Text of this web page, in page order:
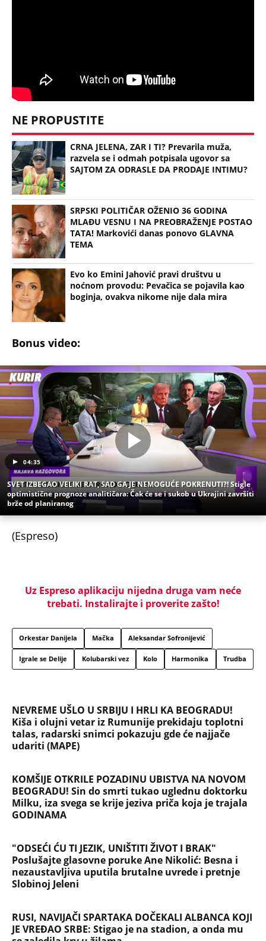
NE PROPUSTITE
CRNA JELENA, ZAR I TI? Prevarila muža,
razvela se i odmah potpisala ugovor sa
SAJTOM ZA ODRASLE DA PRODAJE INTIMU?
SRPSKI POLITIČAR OŽENIO 36 GODINA
MLAĐU VESNU I NA PREOBRAŽENJE POSTAO
TATA! Markovići danas ponovo GLAVNA
TEMA
Evo ko Emini Jahović pravi društvu u
noćnom provodu: Pevačica se pojavila kao
boginja, ovakva nikome nije dala mira
Bonus video:
04:35
SVET IZBEGAO VELIKI RAT, SAD GA JE NEMOGUĆE POKRENUTI?! Stigle
optimistične prognoze analitičara: Čak će se i sukob u Ukrajini završiti
brže od planiranog
(Espreso)
Uz Espreso aplikaciju nijedna druga vam neće
trebati. Instalirajte i proverite zašto!
Orkestar Danijela Mačka Aleksandar Sofronijević
Igrale se Delije Kolubarski vez Kolo Harmonika Trudba
NEVREME UŠLO U SRBIJU I HRLI KA BEOGRADU!
Kiša i olujni vetar iz Rumunije prekidaju toplotni
talas, radarski snimci pokazuju gde će najjače
udariti (MAPE)
KOMŠIJE OTKRILE POZADINU UBISTVA NA NOVOM
BEOGRADU! Sin do smrti tukao uglednu doktorku
Milku, iza svega se krije jeziva priča koja je trajala
GODINAMA
"ODSEĆI ĆU TI JEZIK, UNIŠTITI ŽIVOT I BRAK"
Poslušajte glasovne poruke Ane Nikolić: Besna i
nezaustavljiva uputila brutalne uvrede i pretnje
Slobinoj Jeleni
RUSI, NAVIJAČI SPARTAKA DOČEKALI ALBANCA KOJI
JE VREĐAO SRBE: Stigao je na stadion, a onda mu